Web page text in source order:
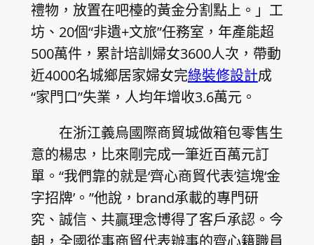
禮物，放置在吧檯的黃金分割點上。」工
坊、20個“非遺+文旅”任務室，年產能超
500萬件，累計培訓婦女3600人次，帶動
近4000名城鄉居家婦女完綠裝修設計成
“家門口”失業，人均年增收3.6萬元。
在浙江義烏國際商貿城做箱包零售生
意的楊忠，比來剛完成一筆近百萬元訂
單。“我們靠的就是‘齊心商貿代表’這塊‘金
字招牌’。”他說，brand承載的專門研
究、誠信、共贏理念博得了客戶承認。今